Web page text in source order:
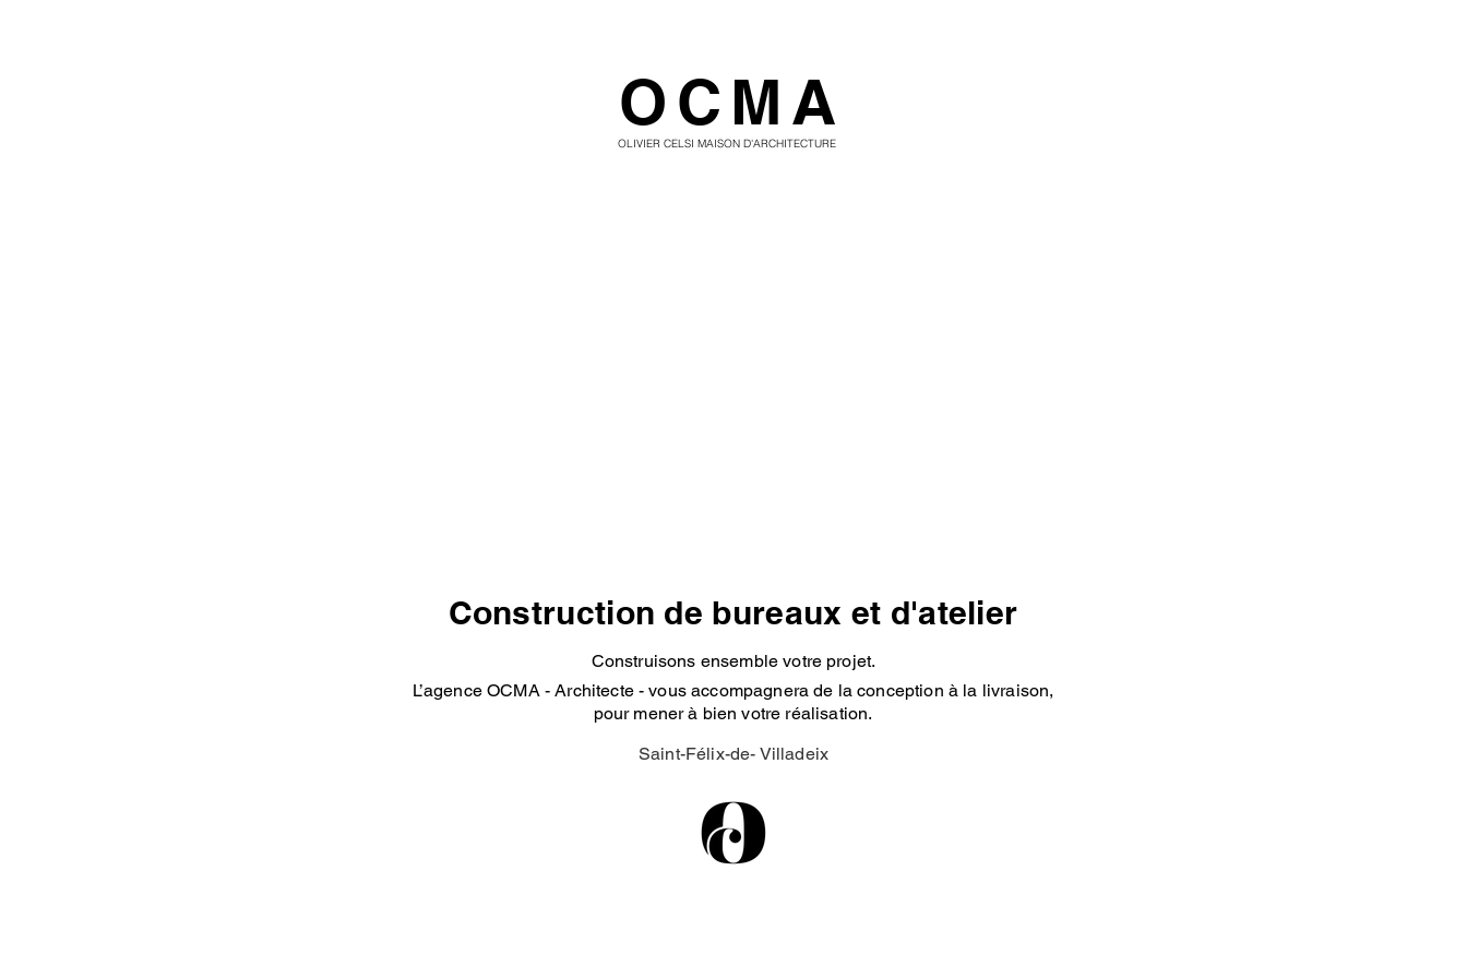
OLIVIER CELSI MAISON D'ARCHITECTURE
OCMA
Construction de bureaux et d'atelier
Construisons ensemble votre projet.
L’agence OCMA - Architecte - vous accompagnera de la conception à la livraison,
pour mener à bien votre réalisation.
Saint-Félix-de- Villadeix